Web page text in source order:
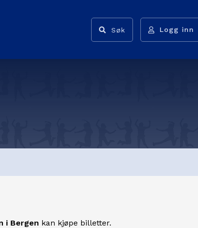
Søk Logg inn
i Bergen kan kjøpe billetter.